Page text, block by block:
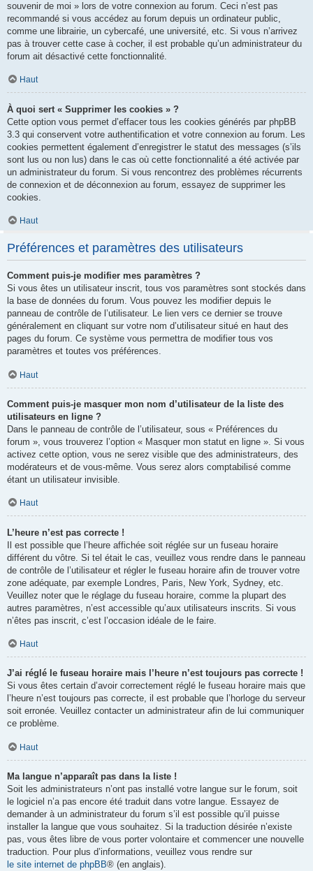
souvenir de moi » lors de votre connexion au forum. Ceci n’est pas
recommandé si vous accédez au forum depuis un ordinateur public,
comme une librairie, un cybercafé, une université, etc. Si vous n’arrivez
pas à trouver cette case à cocher, il est probable qu’un administrateur du
forum ait désactivé cette fonctionnalité.
Haut
À quoi sert « Supprimer les cookies » ?
Cette option vous permet d’effacer tous les cookies générés par phpBB
3.3 qui conservent votre authentification et votre connexion au forum. Les
cookies permettent également d’enregistrer le statut des messages (s’ils
sont lus ou non lus) dans le cas où cette fonctionnalité a été activée par
un administrateur du forum. Si vous rencontrez des problèmes récurrents
de connexion et de déconnexion au forum, essayez de supprimer les
cookies.
Haut
Préférences et paramètres des utilisateurs
Comment puis-je modifier mes paramètres ?
Si vous êtes un utilisateur inscrit, tous vos paramètres sont stockés dans
la base de données du forum. Vous pouvez les modifier depuis le
panneau de contrôle de l’utilisateur. Le lien vers ce dernier se trouve
généralement en cliquant sur votre nom d’utilisateur situé en haut des
pages du forum. Ce système vous permettra de modifier tous vos
paramètres et toutes vos préférences.
Haut
Comment puis-je masquer mon nom d’utilisateur de la liste des
utilisateurs en ligne ?
Dans le panneau de contrôle de l’utilisateur, sous « Préférences du
forum », vous trouverez l’option « Masquer mon statut en ligne ». Si vous
activez cette option, vous ne serez visible que des administrateurs, des
modérateurs et de vous-même. Vous serez alors comptabilisé comme
étant un utilisateur invisible.
Haut
L’heure n’est pas correcte !
Il est possible que l’heure affichée soit réglée sur un fuseau horaire
différent du vôtre. Si tel était le cas, veuillez vous rendre dans le panneau
de contrôle de l’utilisateur et régler le fuseau horaire afin de trouver votre
zone adéquate, par exemple Londres, Paris, New York, Sydney, etc.
Veuillez noter que le réglage du fuseau horaire, comme la plupart des
autres paramètres, n’est accessible qu’aux utilisateurs inscrits. Si vous
n’êtes pas inscrit, c’est l’occasion idéale de le faire.
Haut
J’ai réglé le fuseau horaire mais l’heure n’est toujours pas correcte !
Si vous êtes certain d’avoir correctement réglé le fuseau horaire mais que
l’heure n’est toujours pas correcte, il est probable que l’horloge du serveur
soit erronée. Veuillez contacter un administrateur afin de lui communiquer
ce problème.
Haut
Ma langue n’apparaît pas dans la liste !
Soit les administrateurs n’ont pas installé votre langue sur le forum, soit
le logiciel n’a pas encore été traduit dans votre langue. Essayez de
demander à un administrateur du forum s’il est possible qu’il puisse
installer la langue que vous souhaitez. Si la traduction désirée n’existe
pas, vous êtes libre de vous porter volontaire et commencer une nouvelle
traduction. Pour plus d’informations, veuillez vous rendre sur
le site internet de phpBB® (en anglais).